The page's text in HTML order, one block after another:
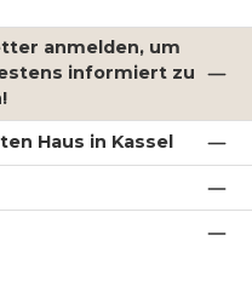
anmelden, um
informiert zu
Haus in Kassel